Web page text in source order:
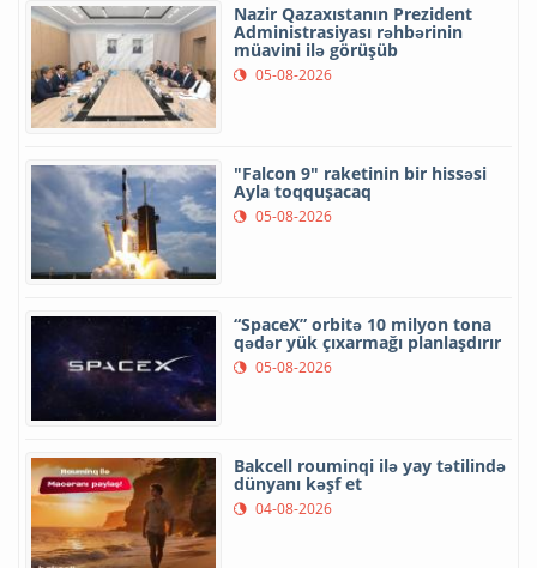
Nazir Qazaxıstanın Prezident
Administrasiyası rəhbərinin
müavini ilə görüşüb
05-08-2026
"Falcon 9" raketinin bir hissəsi
Ayla toqquşacaq
05-08-2026
“SpaceX” orbitə 10 milyon tona
qədər yük çıxarmağı planlaşdırır
05-08-2026
Bakcell rouminqi ilə yay tətilində
dünyanı kəşf et
04-08-2026